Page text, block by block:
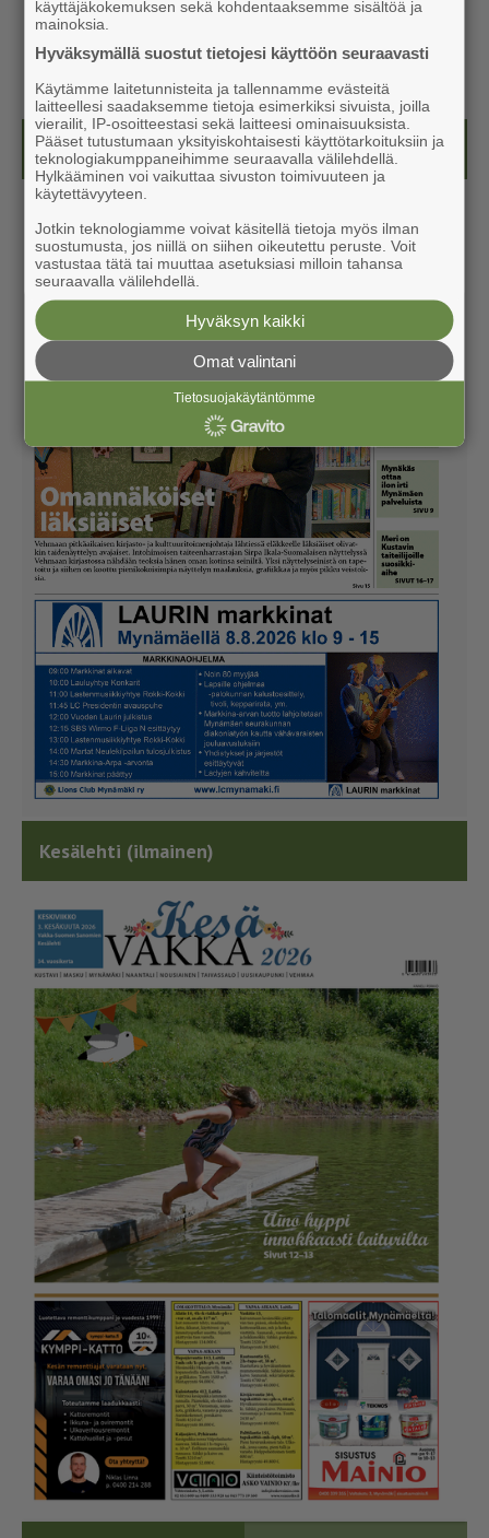
Näköislehdet
Kesälehti (ilmainen)
käyttäjäkokemuksen sekä kohdentaaksemme sisältöä ja
mainoksia.
Hyväksymällä suostut tietojesi käyttöön seuraavasti
Käytämme laitetunnisteita ja tallennamme evästeitä
laitteellesi saadaksemme tietoja esimerkiksi sivuista, joilla
vierailit, IP-osoitteestasi sekä laitteesi ominaisuuksista.
Pääset tutustumaan yksityiskohtaisesti käyttötarkoituksiin ja
teknologiakumppaneihimme seuraavalla välilehdellä.
Hylkääminen voi vaikuttaa sivuston toimivuuteen ja
käytettävyyteen.
Jotkin teknologiamme voivat käsitellä tietoja myös ilman
suostumusta, jos niillä on siihen oikeutettu peruste. Voit
vastustaa tätä tai muuttaa asetuksiasi milloin tahansa
seuraavalla välilehdellä.
Hyväksyn kaikki
Omat valintani
Tietosuojakäytäntömme